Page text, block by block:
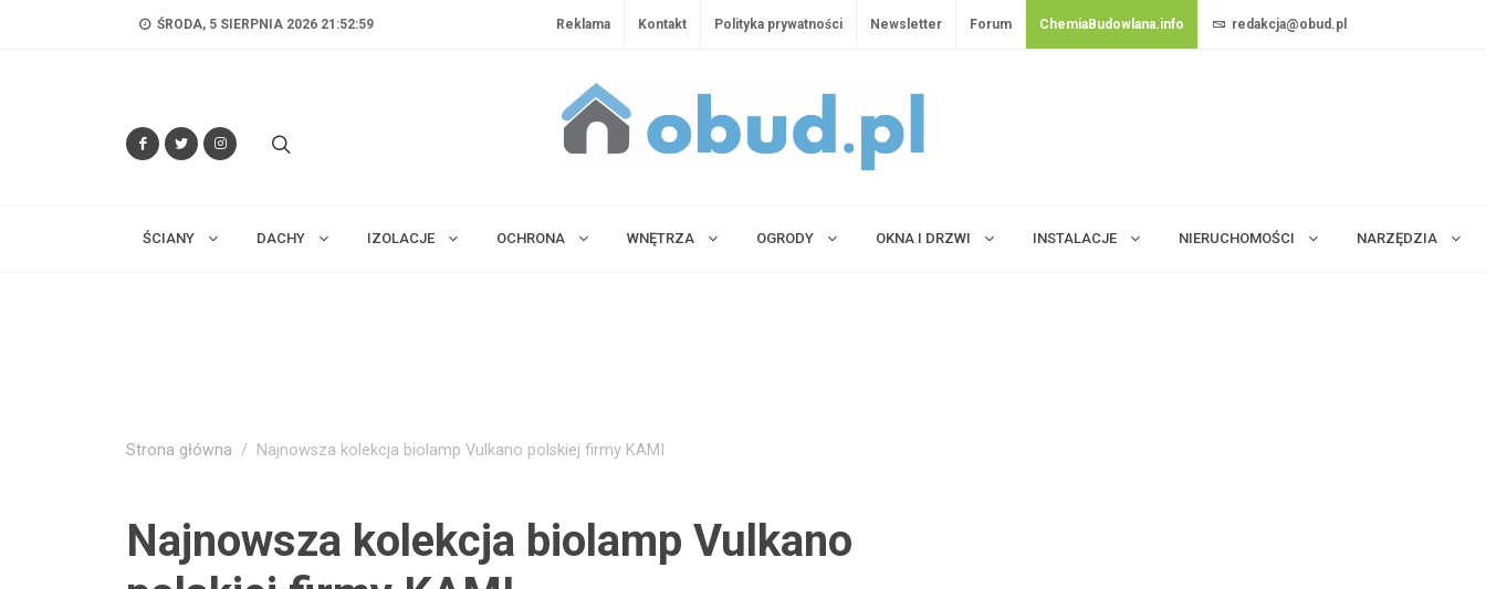
ŚRODA, 5 SIERPNIA 2026 21:53:01 Reklama Kontakt Polityka prywatności Newsletter Forum ChemiaBudowlana.info redakcja@obud.pl
ŚCIANY DACHY IZOLACJE OCHRONA WNĘTRZA OGRODY OKNA I DRZWI INSTALACJE NIERUCHOMOŚCI NARZĘDZIA
Strona główna Najnowsza kolekcja biolamp Vulkano polskiej firmy KAMI
Najnowsza kolekcja biolamp Vulkano